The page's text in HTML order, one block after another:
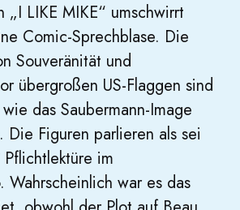
„I LIKE MIKE“ umschwirrt
Comic-Sprechblase. Die
Souveränität und
übergroßen US-Flaggen sind
das Saubermann-Image
Die Figuren parlieren als sei
Pflichtlektüre im
Wahrscheinlich war es das